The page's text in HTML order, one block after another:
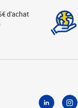
d'achat